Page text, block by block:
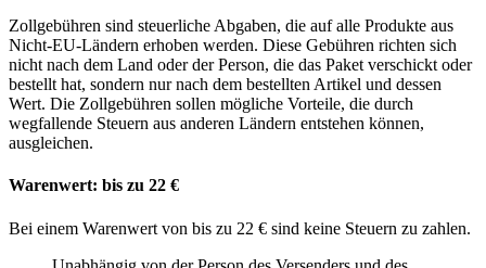
Zollgebühren sind steuerliche Abgaben, die auf alle Produkte aus
Nicht-EU-Ländern erhoben werden. Diese Gebühren richten sich
nicht nach dem Land oder der Person, die das Paket verschickt oder
bestellt hat, sondern nur nach dem bestellten Artikel und dessen
Wert. Die Zollgebühren sollen mögliche Vorteile, die durch
wegfallende Steuern aus anderen Ländern entstehen können,
ausgleichen.
Warenwert: bis zu 22 €
Bei einem Warenwert von bis zu 22 € sind keine Steuern zu zahlen.